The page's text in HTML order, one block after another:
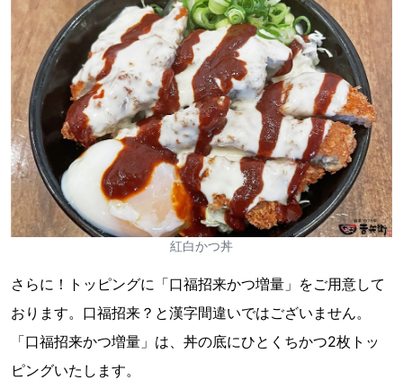
紅白かつ丼
さらに！トッピングに「口福招来かつ増量」をご用意して
おります。口福招来？と漢字間違いではございません。
「口福招来かつ増量」は、丼の底にひとくちかつ2枚トッ
ピングいたします。